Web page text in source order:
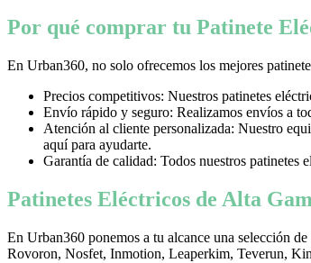
Por qué comprar tu Patinete
En Urban360, no solo ofrecemos los mejores
Precios competitivos: Nuestros patinetes
Envío rápido y seguro: Realizamos envíos a
Atención al cliente personalizada: Nuestro
aquí para ayudarte.
Garantía de calidad: Todos nuestros patinetes
Patinetes Eléctricos de Alta
En Urban360 ponemos a tu alcance una selección
Rovoron, Nosfet, Inmotion, Leaperkim, Teverun,